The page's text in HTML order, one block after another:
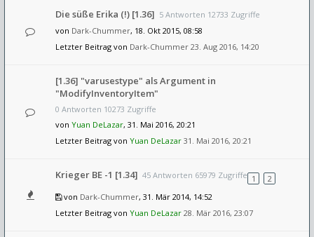
Die süße Erika (!) [1.36] 5 Antworten 12733 Zugriffe
von Dark-Chummer, 18. Okt 2015, 08:58
Letzter Beitrag von Dark-Chummer 23. Aug 2016, 14:20
[1.36] "varusestype" als Argument in
"ModifyInventoryItem"
0 Antworten 10273 Zugriffe
von Yuan DeLazar, 31. Mai 2016, 20:21
Letzter Beitrag von Yuan DeLazar 31. Mai 2016, 20:21
Krieger BE -1 [1.34] 45 Antworten 65979 Zugriffe 1
2
von Dark-Chummer, 31. Mär 2014, 14:52
Letzter Beitrag von Yuan DeLazar 28. Mär 2016, 23:07